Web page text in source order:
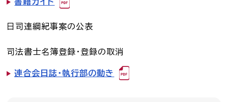
書籍ガイド
日司連綱紀事案の公表
司法書士名簿登録・登録の取消
連合会日誌・執行部の動き